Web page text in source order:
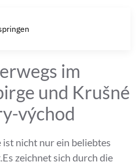
im
und Krušné
východ
nicht nur ein beliebtes
zeichnet sich durch die